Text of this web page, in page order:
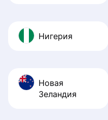
Нигерия
Новая
Зеландия